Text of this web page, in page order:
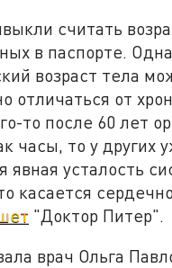
считать
в паспорте.
возраст тела
отличаться от
то после 60 лет
часы, то у других
явная усталость
касается
"Доктор Питер".
врач Ольга